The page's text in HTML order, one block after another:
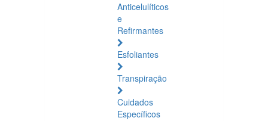
Anticelulíticos
e
Refirmantes
Esfoliantes
Transpiração
Cuidados
Específicos